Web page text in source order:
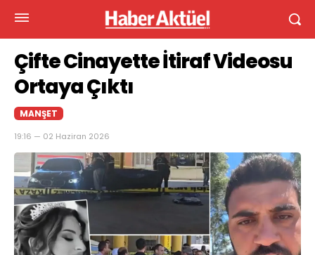
Çifte Cinayette İtiraf Videosu
Ortaya Çıktı
MANŞET
19:16 — 02 Haziran 2026